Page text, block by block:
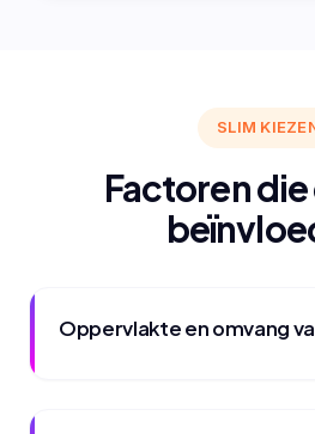
SLIM
Factoren
Oppervlakte en omvang